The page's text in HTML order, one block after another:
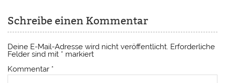
Schreibe einen Kommentar
Deine E-Mail-Adresse wird nicht veröffentlicht. Erforderliche
Felder sind mit * markiert
Kommentar *